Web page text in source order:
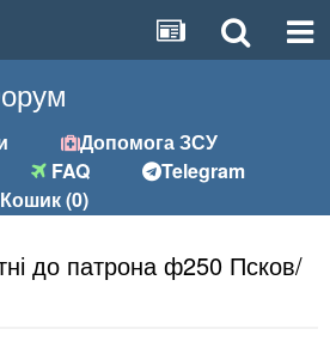
Допомога ЗСУ
FAQ
Telegram
Кошик (0)
до патрона ф250 Псков/